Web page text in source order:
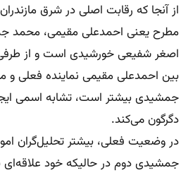
از آنجا که رقابت اصلی در شرق
مطرح یعنی احمدعلی مقیمی، محمد
اصغر شفیعی خورشیدی است و از طرفی
بین احمدعلی مقیمی نماینده فعلی و
جمشیدی بیشتر است، تشابه اسمی
دگرگون می‌کند.
در وضعیت فعلی، بیشتر تحلیل‌گران
جمشیدی دوم در حالیکه خود